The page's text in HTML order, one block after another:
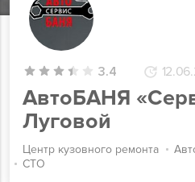
3.4
АвтоБАНЯ
Луговой
Центр кузовного ремонта
СТО